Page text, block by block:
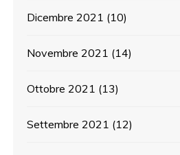
Dicembre 2021 (10)
Novembre 2021 (14)
Ottobre 2021 (13)
Settembre 2021 (12)